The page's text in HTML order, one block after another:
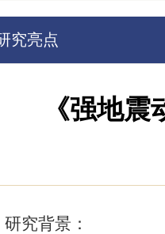
究亮点
《强地
研究背景：